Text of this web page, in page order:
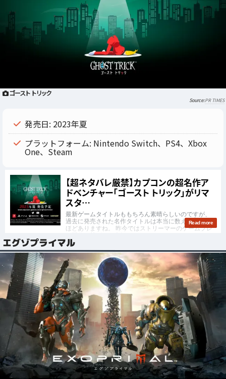
ゴースト トリック
PR TIMES
発売日: 2023年夏
プラットフォーム: Nintendo Switch、PS4、Xbox
One、Steam
エグゾプライマル